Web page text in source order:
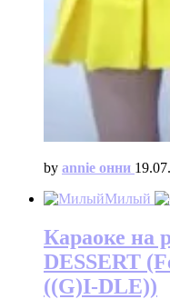
by annie онни
Милый
Караоке на
DESSERT
((G)I-DLE))